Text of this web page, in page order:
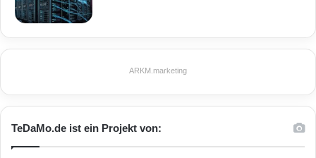
ARKM.marketing
TeDaMo.de ist ein Projekt von: